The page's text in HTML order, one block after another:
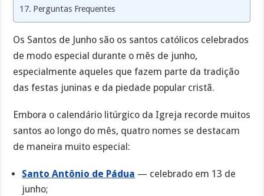
Perguntas Frequentes
Os Santos de Junho são os santos católicos celebrados
de modo especial durante o mês de junho,
especialmente aqueles que fazem parte da tradição
das festas juninas e da piedade popular cristã.
Embora o calendário litúrgico da Igreja recorde muitos
santos ao longo do mês, quatro nomes se destacam
de maneira muito especial:
Santo Antônio de Pádua — celebrado em 13 de
junho;